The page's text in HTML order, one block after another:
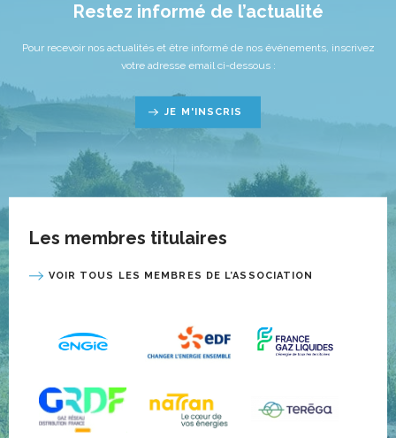
Restez informé de l’actualité
Pour recevoir nos actualités et être informé de nos événements, inscrivez
votre adresse email ci-dessous :
JE M'INSCRIS
Les membres titulaires
VOIR TOUS LES MEMBRES DE L’ASSOCIATION